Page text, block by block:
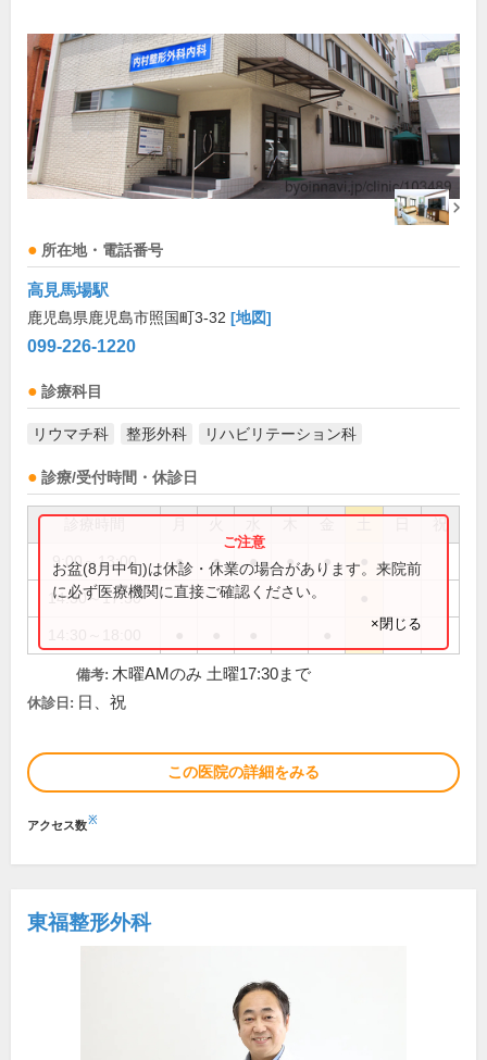
所在地・電話番号
高見馬場駅
鹿児島県鹿児島市照国町3-32 [地図]
099-226-1220
診療科目
リウマチ科 整形外科 リハビリテーション科
診療/受付時間・休診日
祝
9:00～13:00 ● ● ● ● ●
14:30～17:30
お盆(8月中旬)は休診・休業の場合があります。来院前
に必ず医療機関に直接ご確認ください。
×閉じる
備考: 木曜AMのみ 土曜17:30まで
休診日: 日、祝
この医院の詳細をみる
アクセス数※
東福整形外科